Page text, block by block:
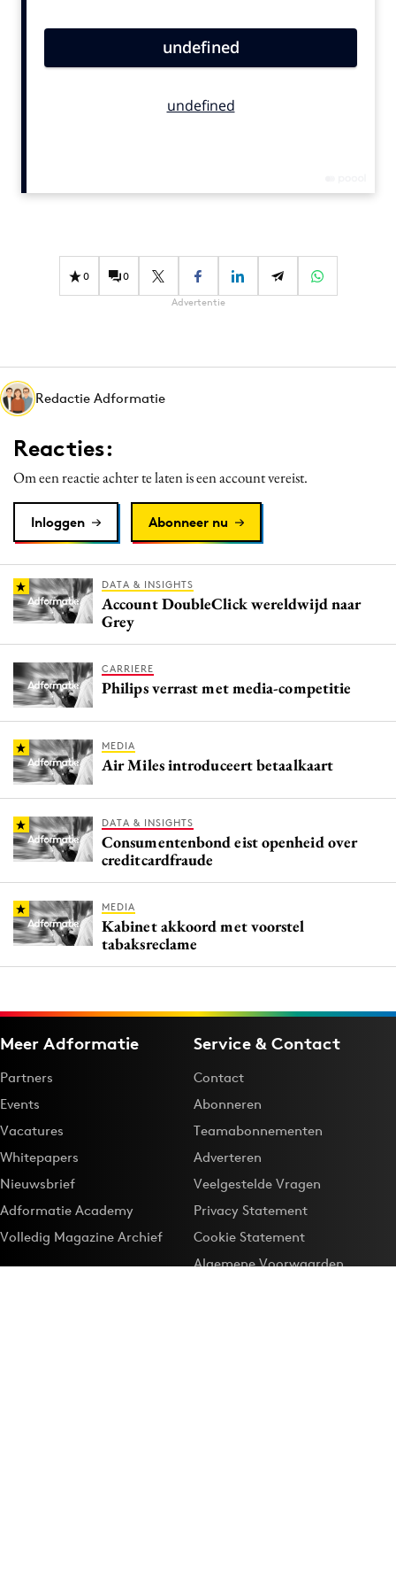
Carriere
Diversiteit
Interne communicatie
Martech
Media
Merkstrategie
PR
Purpose Marketing
Reputatie & crisis
0 0
Advertentie
Redactie Adformatie
Reacties:
Om een reactie achter te laten is een account vereist.
Inloggen Abonneer nu
DATA & INSIGHTS
Account DoubleClick wereldwijd naar
Grey
CARRIERE
Philips verrast met media-competitie
MEDIA
Air Miles introduceert betaalkaart
DATA & INSIGHTS
Consumentenbond eist openheid over
creditcardfraude
MEDIA
Kabinet akkoord met voorstel
tabaksreclame
Meer Adformatie
Partners
Events
Vacatures
Whitepapers
Nieuwsbrief
Adformatie Academy
Volledig Magazine Archief
Service & Contact
Contact
Abonneren
Teamabonnementen
Adverteren
Veelgestelde Vragen
Privacy Statement
Cookie Statement
Algemene Voorwaarden